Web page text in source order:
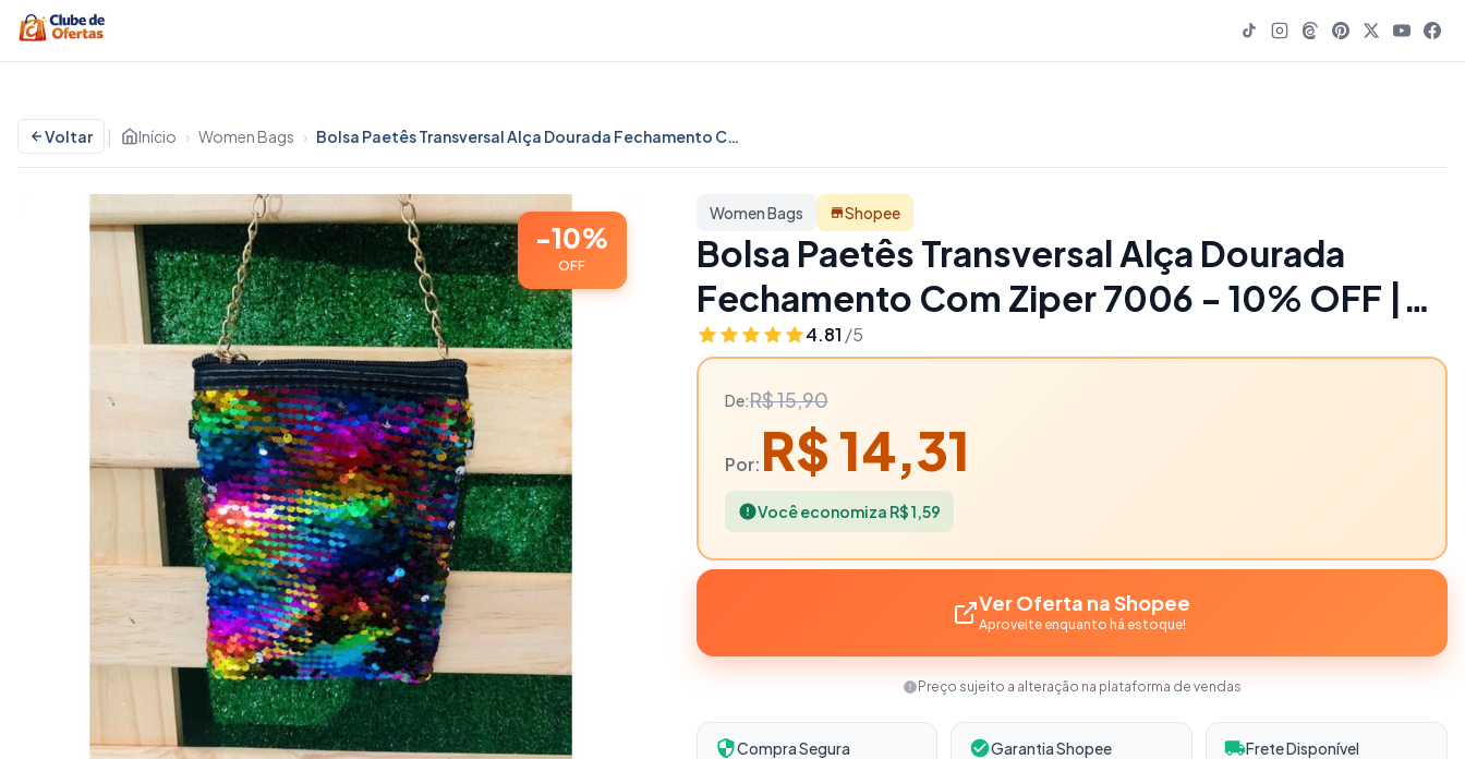
Voltar | Início › Women Bags › Bolsa Paetês Transversal Alça Dourada Fechamento Com Ziper 7006 - 10% OFF | Women Bags
-10%
OFF
Women Bags Shopee
Bolsa Paetês Transversal Alça Dourada
Fechamento Com Ziper 7006 - 10% OFF |
Women Bags
4.81 /5
De:R$ 15,90
Por: R$ 14,31
Você economiza R$ 1,59
Ver Oferta na Shopee
Aproveite enquanto há estoque!
Preço sujeito a alteração na plataforma de vendas
Compra Segura Garantia Shopee Frete Disponível